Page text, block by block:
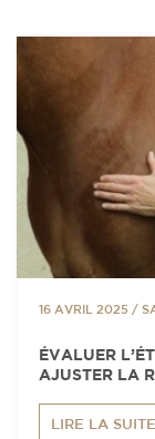
16 AVRIL 2025 /
ÉVALUER
AJUSTER LA
LIRE LA SUITE